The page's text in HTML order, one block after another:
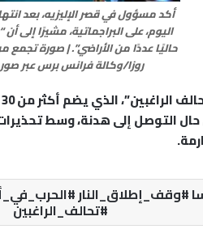
أكد مسؤول في قصر الإليزيه، بعد
اليوم، على البراجماتية، مشيرًا إلى
حاليًا عددًا من الأراضي”. | صورة
روزا/وكالة فرانس برس عبر
التوصل إلى هدنة، وسط
#وقف_إطلاق_النار
#تحالف_الراغبين